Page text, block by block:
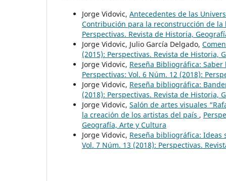
Jorge Vidovic, Antecedentes de las
Contribución para la reconstrucción de
Perspectivas. Revista de Historia,
Jorge Vidovic, Julio García Delgado,
(2015): Perspectivas. Revista de Historia,
Jorge Vidovic, Reseña Bibliográfica:
Perspectivas: Vol. 6 Núm. 12 (2018):
Jorge Vidovic, Reseña bibliográfica:
(2018): Perspectivas. Revista de Historia,
Jorge Vidovic, Salón de artes visuales
la creación de los artistas del país ,
Geografía, Arte y Cultura
Jorge Vidovic, Reseña bibliográfica: Ideas
Vol. 7 Núm. 13 (2018): Perspectivas.